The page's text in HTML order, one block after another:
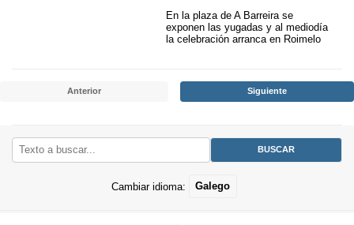
En la plaza de A Barreira se
exponen las yugadas y al mediodía
la celebración arranca en Roimelo
Anterior Siguiente
Cambiar idioma: Galego